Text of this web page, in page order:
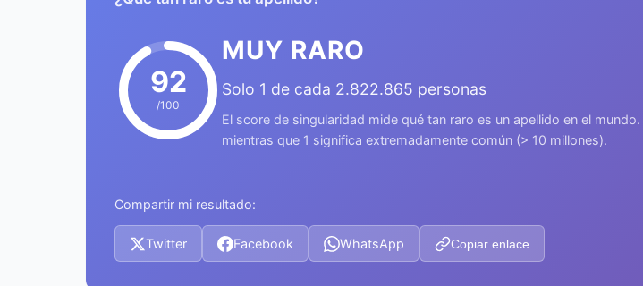
92
/100
MUY RARO
Solo 1 de cada 2.822.865 personas
El score de singularidad mide qué tan raro es un apellido en el
mientras que 1 significa extremadamente común (> 10 millones).
Compartir mi resultado:
Twitter Facebook WhatsApp Copiar enlace